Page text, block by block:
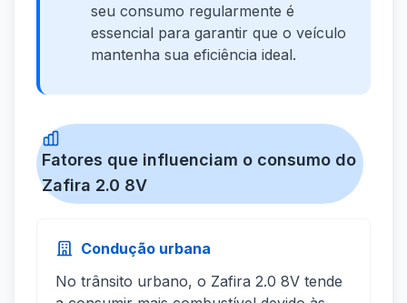
seu consumo regularmente é
essencial para garantir que o veículo
mantenha sua eficiência ideal.
Fatores que influenciam o consumo do
Zafira 2.0 8V
Condução urbana
No trânsito urbano, o Zafira 2.0 8V tende